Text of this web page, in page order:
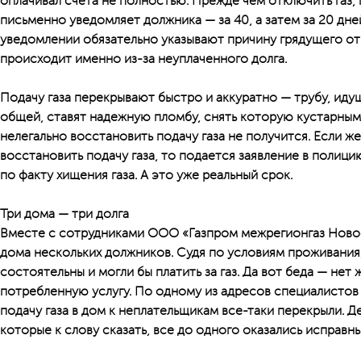
письменно уведомляет должника — за 40, а затем за 20
уведомлении обязательно указывают причину грядущего
происходит именно из-за неуплаченного долга.
Подачу газа перекрывают быстро и аккуратно — трубу,
общей, ставят надежную пломбу, снять которую
нелегально восстановить подачу газа не получится. Если
восстановить подачу газа, то подается заявление в
по факту хищения газа. А это уже реальный срок.
Три дома — три долга
Вместе с сотрудниками ООО «Газпром межрегионгаз
дома нескольких должников. Судя по условиям
состоятельны и могли бы платить за газ. Да вот беда — нет
потребленную услугу. По одному из адресов
подачу газа в дом к неплательщикам все-таки перекрыли.
которые к слову сказать, все до одного оказались